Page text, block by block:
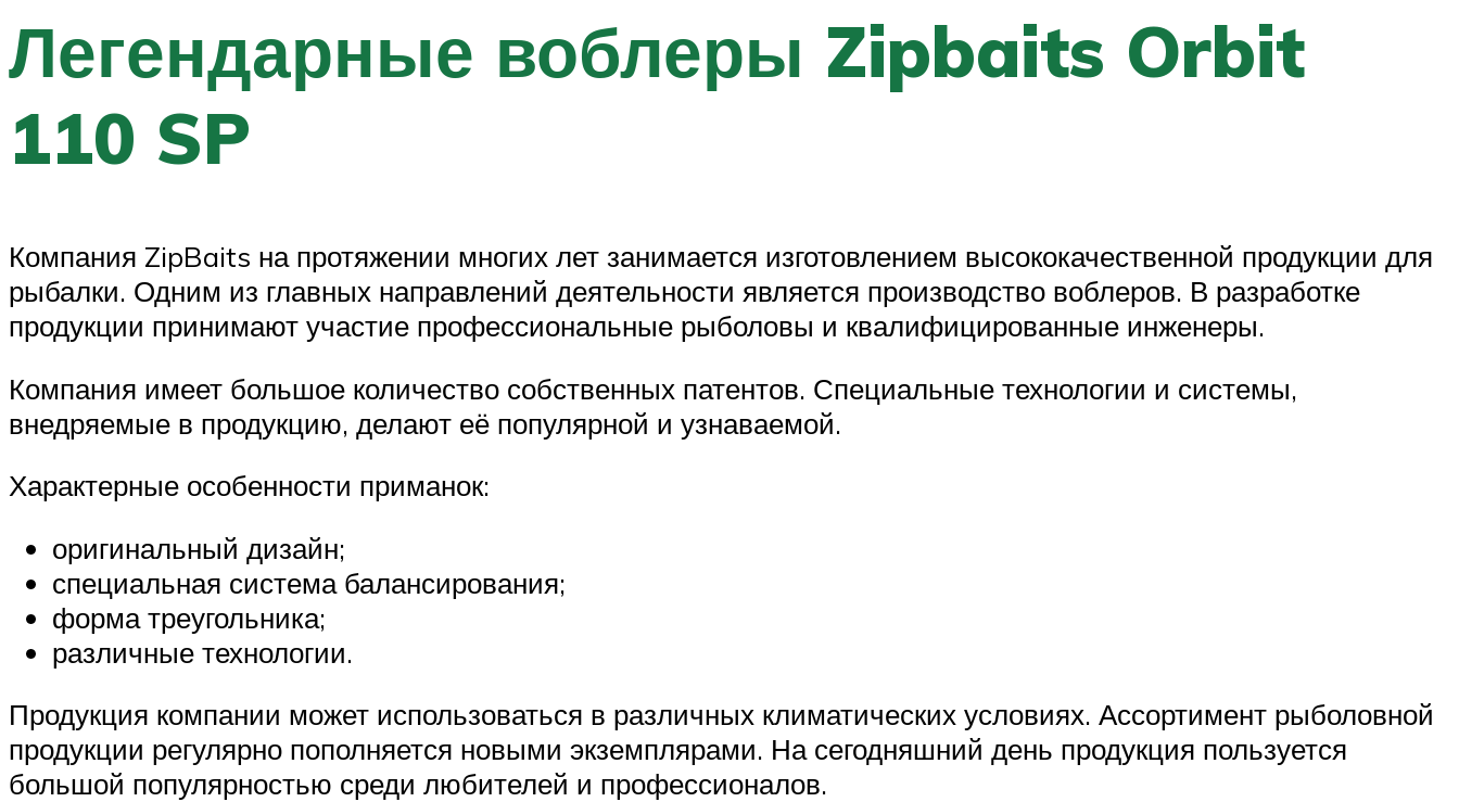
Легендарные воблеры Zipbaits Orbit
110 SP
Компания ZipBaits на протяжении многих лет занимается изготовлением высококачественной продукции для
рыбалки. Одним из главных направлений деятельности является производство воблеров. В разработке
продукции принимают участие профессиональные рыболовы и квалифицированные инженеры.
Компания имеет большое количество собственных патентов. Специальные технологии и системы,
внедряемые в продукцию, делают её популярной и узнаваемой.
Характерные особенности приманок:
оригинальный дизайн;
специальная система балансирования;
форма треугольника;
различные технологии.
Продукция компании может использоваться в различных климатических условиях. Ассортимент рыболовной
продукции регулярно пополняется новыми экземплярами. На сегодняшний день продукция пользуется
большой популярностью среди любителей и профессионалов.